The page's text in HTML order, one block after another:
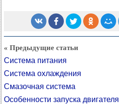
« Предыдущие статьи
Система питания
Система охлаждения
Смазочная система
Особенности запуска двигателя